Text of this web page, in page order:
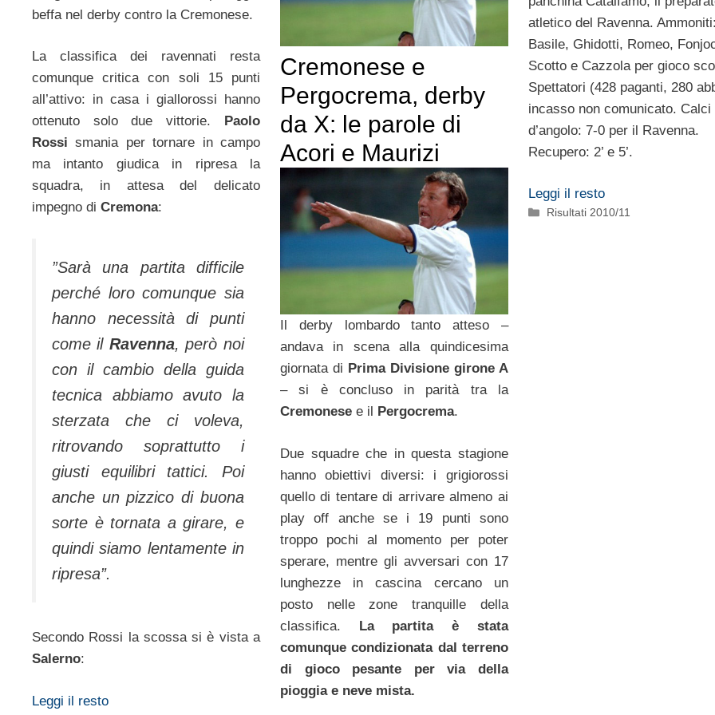
atletico del Ravenna. Ammoniti:
Basile, Ghidotti, Romeo,
Scotto e Cazzola per gioco
Spettatori (428 paganti, 280
incasso non comunicato. Calci
d’angolo: 7-0 per il Ravenna.
Recupero: 2’ e 5’.
Leggi il resto
Categorie
Risultati 2010/11
beffa nel derby contro la Cremonese.
La classifica dei ravennati resta
comunque critica con soli 15 punti
all’attivo: in casa i giallorossi hanno
ottenuto solo due vittorie.
Paolo
Rossismania per tornare in campo
ma intanto giudica in ripresa la
squadra, in attesa del delicato
impegno di Cremona:
”Sarà una partita difficile
perché loro comunque sia
hanno necessità di punti
come il Ravenna, però noi
con il cambio della guida
tecnica abbiamo avuto la
sterzata che ci voleva,
ritrovando soprattutto i
giusti equilibri tattici. Poi
anche un pizzico di buona
sorte è tornata a girare, e
quindi siamo lentamente in
ripresa”.
Secondo Rossi la scossa si è vista a
Salerno:
Leggi il resto
Cremonese e
Pergocrema, derby
da X: le parole di
Acori e Maurizi
Il derby lombardo tanto atteso –
andava in scena alla quindicesima
giornata di Prima Divisione girone A
– si è concluso in parità tra la
Cremonese e il Pergocrema.
Due squadre che in questa stagione
hanno obiettivi diversi: i grigiorossi
quello di tentare di arrivare almeno ai
play off anche se i 19 punti sono
troppo pochi al momento per poter
sperare, mentre gli avversari con 17
lunghezze in cascina cercano un
posto nelle zone tranquille della
classifica. La partita è stata
comunque condizionata dal terreno
di gioco pesante per via della
pioggia e neve mista.